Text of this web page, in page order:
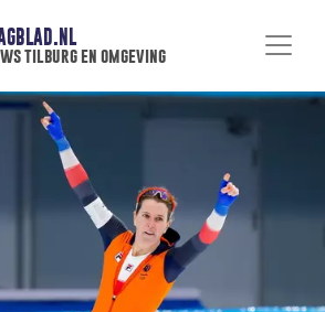
tilburg en omgeving